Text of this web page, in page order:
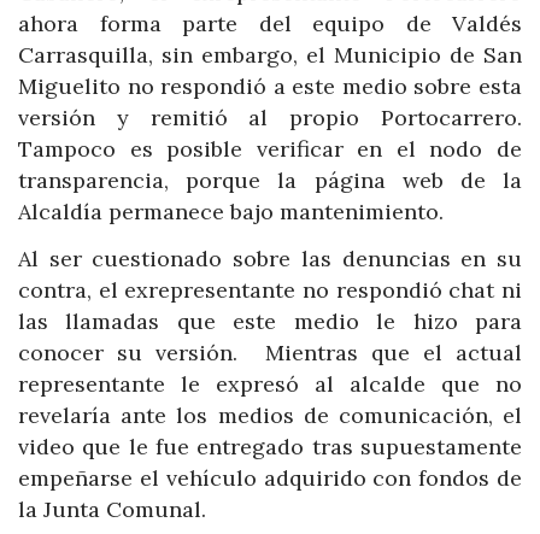
ahora forma parte del equipo de Valdés
Carrasquilla, sin embargo, el Municipio de San
Miguelito no respondió a este medio sobre esta
versión y remitió al propio Portocarrero.
Tampoco es posible verificar en el nodo de
transparencia, porque la página web de la
Alcaldía permanece bajo mantenimiento.
Al ser cuestionado sobre las denuncias en su
contra, el exrepresentante no respondió chat ni
las llamadas que este medio le hizo para
conocer su versión. Mientras que el actual
representante le expresó al alcalde que no
revelaría ante los medios de comunicación, el
video que le fue entregado tras supuestamente
empeñarse el vehículo adquirido con fondos de
la Junta Comunal.